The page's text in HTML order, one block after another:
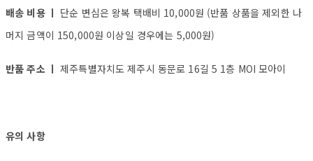
배송 비용 ㅣ 단순 변심은 왕복 택배비 10,000원 (반품 상품을 제외한 나
머지 금액이 150,000원 이상일 경우에는 5,000원)
반품 주소 ㅣ제주특별자치도 제주시 동문로 16길 5 1층 MOI 모아이
유의 사항